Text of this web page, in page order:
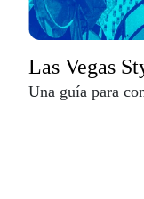
Las Vegas
Una guía para